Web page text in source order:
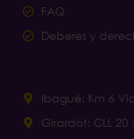
FAQ
Deberes y
Ibagué: Km 6
Girardot: CLL